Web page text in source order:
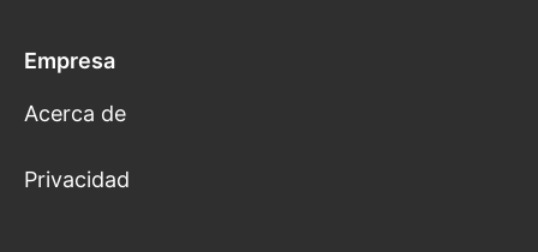
Empresa
Acerca de
Privacidad